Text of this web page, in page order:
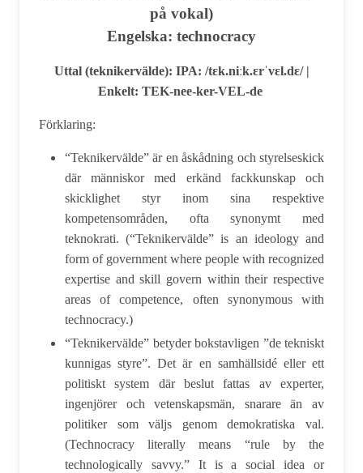
på vokal)
Engelska: technocracy
Uttal (teknikervälde): IPA: /tɛk.niːk.ɛrˈvɛl.dɛ/ |
Enkelt: TEK-nee-ker-VEL-de
Förklaring:
“Teknikervälde” är en åskådning och styrelseskick
där människor med erkänd fackkunskap och
skicklighet styr inom sina respektive
kompetensområden, ofta synonymt med
teknokrati. (“Teknikervälde” is an ideology and
form of government where people with recognized
expertise and skill govern within their respective
areas of competence, often synonymous with
technocracy.)
“Teknikervälde” betyder bokstavligen ”de tekniskt
kunnigas styre”. Det är en samhällsidé eller ett
politiskt system där beslut fattas av experter,
ingenjörer och vetenskapsmän, snarare än av
politiker som väljs genom demokratiska val.
(Technocracy literally means “rule by the
technologically savvy.”
It is a social idea or